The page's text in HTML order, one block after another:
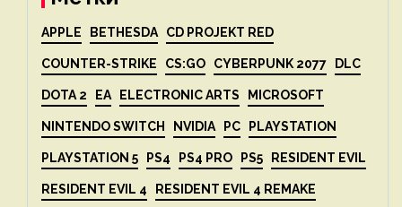
APPLE BETHESDA CD PROJEKT RED
COUNTER-STRIKE CS:GO CYBERPUNK 2077 DLC
DOTA 2 EA ELECTRONIC ARTS MICROSOFT
NINTENDO SWITCH NVIDIA PC PLAYSTATION
PLAYSTATION 5 PS4 PS4 PRO PS5 RESIDENT EVIL
RESIDENT EVIL 4 RESIDENT EVIL 4 REMAKE